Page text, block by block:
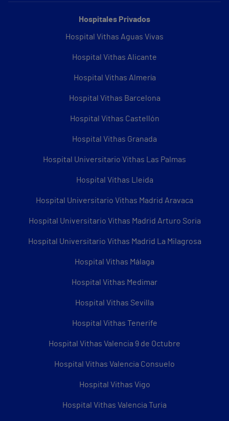
Hospitales Privados
Hospital Vithas Aguas Vivas
Hospital Vithas Alicante
Hospital Vithas Almería
Hospital Vithas Barcelona
Hospital Vithas Castellón
Hospital Vithas Granada
Hospital Universitario Vithas Las Palmas
Hospital Vithas Lleida
Hospital Universitario Vithas Madrid Aravaca
Hospital Universitario Vithas Madrid Arturo Soria
Hospital Universitario Vithas Madrid La Milagrosa
Hospital Vithas Málaga
Hospital Vithas Medimar
Hospital Vithas Sevilla
Hospital Vithas Tenerife
Hospital Vithas Valencia 9 de Octubre
Hospital Vithas Valencia Consuelo
Hospital Vithas Vigo
Hospital Vithas Valencia Turia